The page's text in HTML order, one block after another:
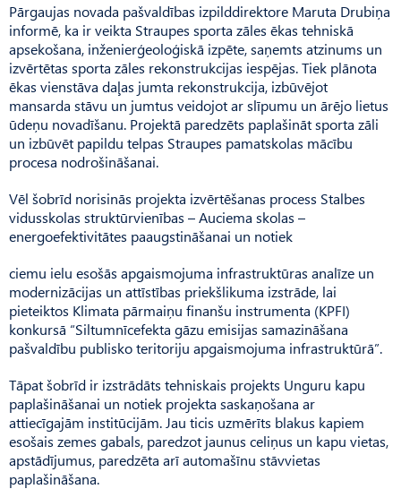
Pārgaujas novada pašvaldības izpilddirektore Maruta Drubiņa
informē, ka ir veikta Straupes sporta zāles ēkas tehniskā
apsekošana, inženierģeoloģiskā izpēte, saņemts atzinums un
izvērtētas sporta zāles rekonstrukcijas iespējas. Tiek plānota
ēkas vienstāva daļas jumta rekonstrukcija, izbūvējot
mansarda stāvu un jumtus veidojot ar slīpumu un ārējo lietus
ūdeņu novadīšanu. Projektā paredzēts paplašināt sporta zāli
un izbūvēt papildu telpas Straupes pamatskolas mācību
procesa nodrošināšanai.
Vēl šobrīd norisinās projekta izvērtēšanas process Stalbes
vidusskolas struktūrvienības – Auciema skolas –
energoefektivitātes paaugstināšanai un notiek
ciemu ielu esošās apgaismojuma infrastruktūras analīze un
modernizācijas un attīstības priekšlikuma izstrāde, lai
pieteiktos Klimata pārmaiņu finanšu instrumenta (KPFI)
konkursā “Siltumnīcefekta gāzu emisijas samazināšana
pašvaldību publisko teritoriju apgaismojuma infrastruktūrā”.
Tāpat šobrīd ir izstrādāts tehniskais projekts Unguru kapu
paplašināšanai un notiek projekta saskaņošana ar
attiecīgajām institūcijām. Jau ticis uzmērīts blakus kapiem
esošais zemes gabals, paredzot jaunus celiņus un kapu vietas,
apstādījumus, paredzēta arī automašīnu stāvvietas
paplašināšana.